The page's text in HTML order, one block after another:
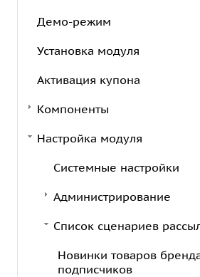
Демо-режим
Установка модуля
Активация купона
Компоненты
Настройка модуля
Системные настройки
Администрирование
Список сценариев
Новинки товаров
подписчиков